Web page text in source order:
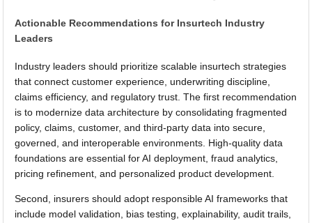
Actionable Recommendations for Insurtech Industry
Leaders
Industry leaders should prioritize scalable insurtech strategies
that connect customer experience, underwriting discipline,
claims efficiency, and regulatory trust. The first recommendation
is to modernize data architecture by consolidating fragmented
policy, claims, customer, and third-party data into secure,
governed, and interoperable environments. High-quality data
foundations are essential for AI deployment, fraud analytics,
pricing refinement, and personalized product development.
Second, insurers should adopt responsible AI frameworks that
include model validation, bias testing, explainability, audit trails,